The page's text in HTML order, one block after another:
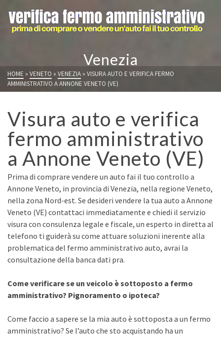
Venezia
HOME » VENETO » VENEZIA » VISURA AUTO E VERIFICA FERMO
AMMINISTRATIVO A ANNONE VENETO (VE)
Visura auto e verifica
fermo amministrativo
a Annone Veneto (VE)
Prima di comprare vendere un auto fai il tuo controllo a
Annone Veneto, in provincia di Venezia, nella regione Veneto,
nella zona Nord-est. Se desideri vendere la tua auto a Annone
Veneto (VE) contattaci immediatamente e chiedi il servizio
visura con consulenza legale e fiscale, un esperto in diretta al
telefono ti guiderà su come attuare soluzioni inerente alla
problematica del fermo amministrativo auto, avrai la
consultazione della banca dati pra.
Come verificare se un veicolo è sottoposto a fermo
amministrativo? Pignoramento o ipoteca?
Come faccio a sapere se la mia auto è sottoposta a un fermo
amministrativo? Se l’auto che sto acquistando ha un